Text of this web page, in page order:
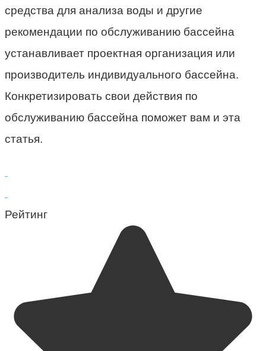
средства для анализа воды и другие
рекомендации по обслуживанию бассейна
устанавливает проектная организация или
производитель индивидуального бассейна.
Конкретизировать свои действия по
обслуживанию бассейна поможет вам и эта
статья.
Рейтинг